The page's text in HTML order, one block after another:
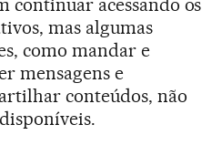
mas algumas
como mandar e
mensagens e
conteúdos, não